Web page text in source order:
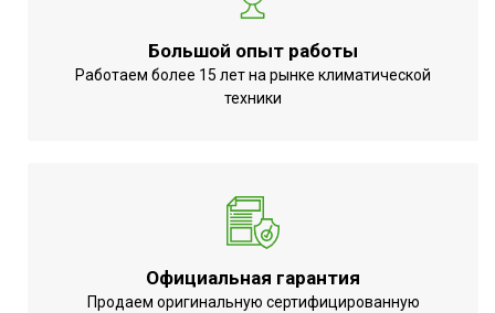
Вид управления
Электронное
Индикация включения Да
Большой опыт работы
Работаем более 15 лет на рынке климатической
техники
Официальная гарантия
Продаем оригинальную сертифицированную